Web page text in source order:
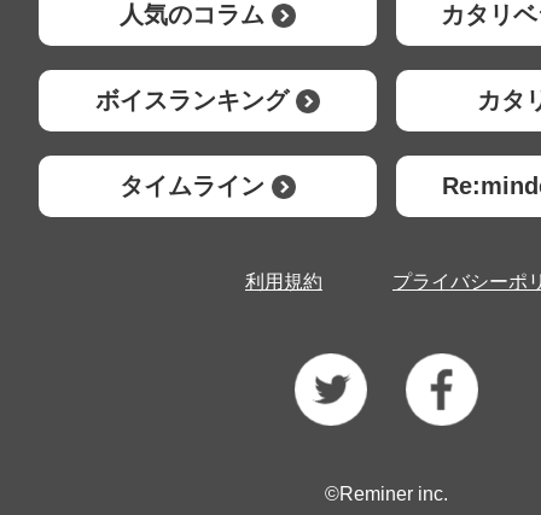
人気のコラム カタリ
ボイスランキング カタ
タイムライン
利用規約 プライバシーポ
©Reminer inc.